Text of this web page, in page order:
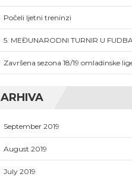
Počeli ljetni treninzi
5. MEĐUNARODNI TURNIR U
Završena sezona 18/19 omladinske
ARHIVA
September 2019
August 2019
July 2019